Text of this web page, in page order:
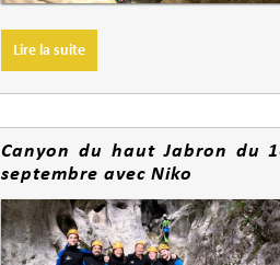
Lire la suite
Canyon du haut Jabron du
septembre avec Niko